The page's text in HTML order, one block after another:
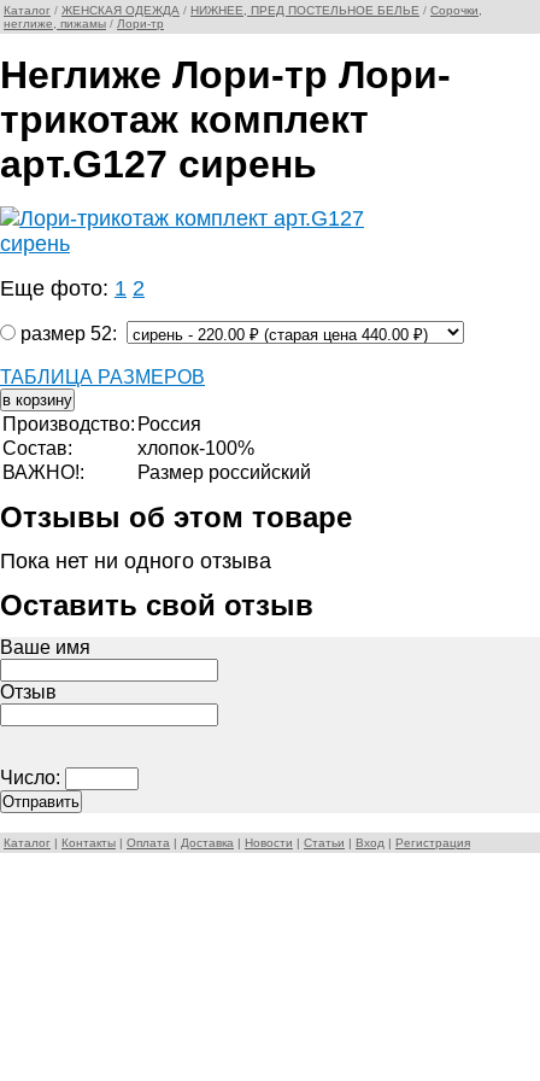
Каталог / ЖЕНСКАЯ ОДЕЖДА / НИЖНЕЕ, ПРЕД ПОСТЕЛЬНОЕ БЕЛЬЕ / Сорочки,
неглиже, пижамы / Лори-тр
Неглиже Лори-тр Лори-
трикотаж комплект
арт.G127 сирень
Еще фото: 1 2
размер 52:
ТАБЛИЦА РАЗМЕРОВ
Производство: Россия
Состав:
хлопок-100%
ВАЖНО!:
Размер российский
Отзывы об этом товаре
Пока нет ни одного отзыва
Оставить свой отзыв
Ваше имя
Отзыв
Число:
Каталог | Контакты | Оплата | Доставка | Новости | Статьи | Вход | Регистрация